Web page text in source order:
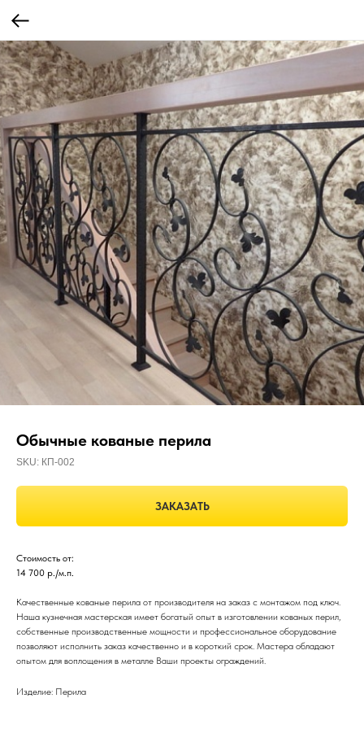
Обычные кованые перила
SKU: КП-002
ЗАКАЗАТЬ
Стоимость от:
14 700 р./м.п.
Качественные кованые перила от производителя на заказ с монтажом под ключ.
Наша кузнечная мастерская имеет богатый опыт в изготовлении кованых перил,
собственные производственные мощности и профессиональное оборудование
позволяют исполнить заказ качественно и в короткий срок. Мастера обладают
опытом для воплощения в металле Ваши проекты ограждений.
Изделие: Перила